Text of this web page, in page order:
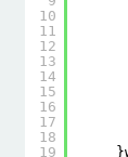
10
11
12
13
14
15
16
17
18
19